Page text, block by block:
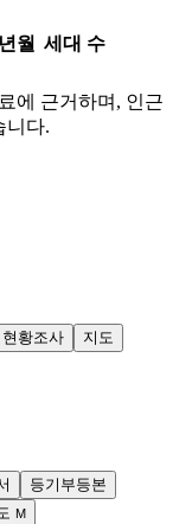
월 세대 수
에 근거하며, 인근
니다.
현황조사
지도
등기부등본
M